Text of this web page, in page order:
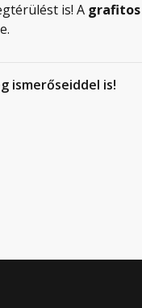
is! A
ismerőseiddel is!